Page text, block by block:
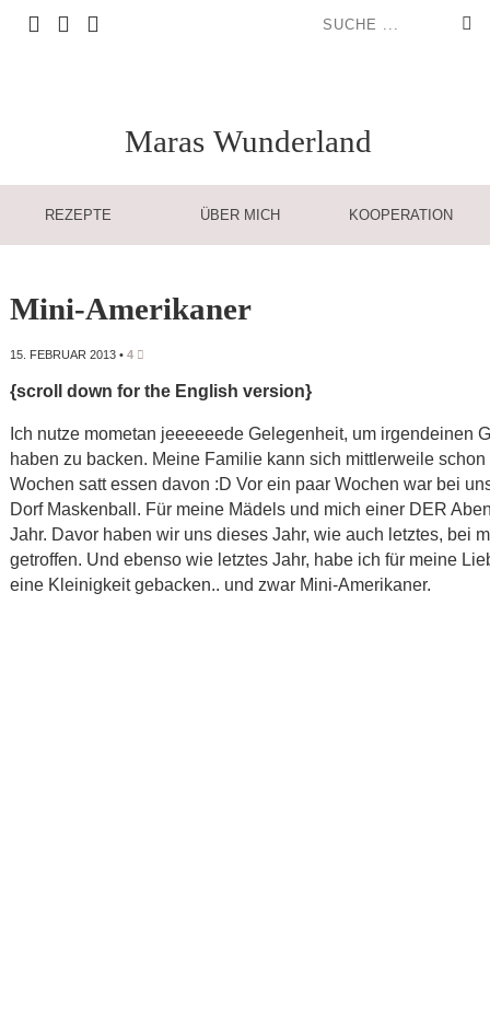
Maras Wunderland
REZEPTE ÜBER MICH KOOPERATION
Mini-Amerikaner
15. FEBRUAR 2013• 4
{scroll down for the English version}
Ich nutze mometan jeeeeeede Gelegenheit, um irgendeinen
haben zu backen. Meine Familie kann sich mittlerweile schon
Wochen satt essen davon :D Vor ein paar Wochen war bei
Dorf Maskenball. Für meine Mädels und mich einer DER
Jahr. Davor haben wir uns dieses Jahr, wie auch letztes, bei
getroffen. Und ebenso wie letztes Jahr, habe ich für meine
eine Kleinigkeit gebacken.. und zwar Mini-Amerikaner.